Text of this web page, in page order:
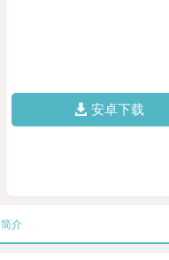
安卓下载
简介